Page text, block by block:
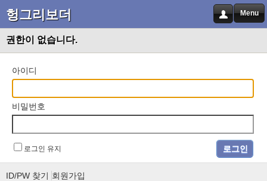
헝그리보더 Menu
권한이 없습니다.
아이디
비밀번호
로그인 유지
ID/PW 찾기 회원가입